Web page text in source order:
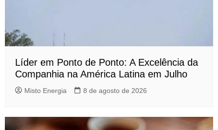
Líder em Ponto de Ponto: A Excelência da
Companhia na América Latina em Julho
Misto Energia 8 de agosto de 2026